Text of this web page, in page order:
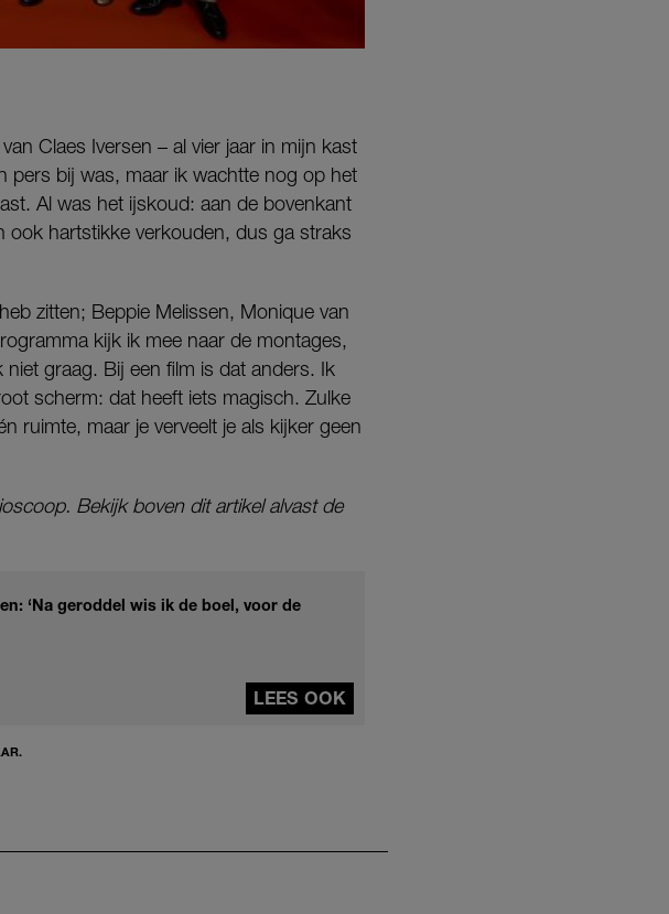
Claes Iversen – al vier jaar in mijn kast
pers bij was, maar ik wachtte nog op het
Al was het ijskoud: aan de bovenkant
ook hartstikke verkouden, dus ga straks
zitten; Beppie Melissen, Monique van
kijk ik mee naar de montages,
graag. Bij een film is dat anders. Ik
scherm: dat heeft iets magisch. Zulke
ruimte, maar je verveelt je als kijker geen
Bekijk boven dit artikel alvast de
‘Na geroddel wis ik de boel, voor de
LEES OOK